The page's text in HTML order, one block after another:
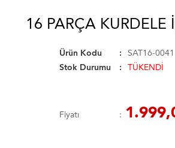
16 PARÇA KURDELE
Ürün Kodu
SAT16-0041
Stok Durumu
TÜKENDİ
Fiyatı